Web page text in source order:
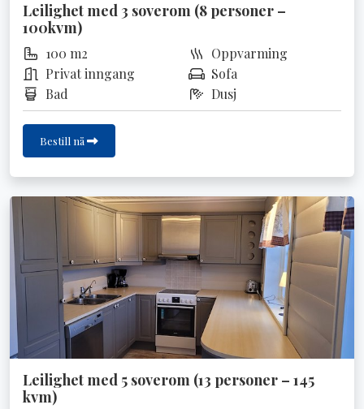
Leilighet med 3 soverom (8 personer –
100kvm)
100 m2
Oppvarming
Privat inngang
Sofa
Bad
Dusj
Bestill nå
Leilighet med 5 soverom (13 personer – 145
kvm)